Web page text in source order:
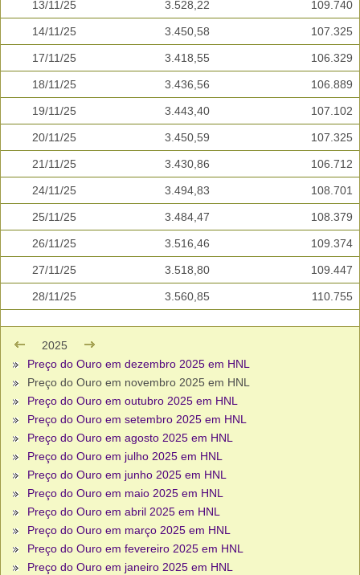
13/11/25 3.528,22 109.740
14/11/25 3.450,58 107.325
17/11/25 3.418,55 106.329
18/11/25 3.436,56 106.889
19/11/25 3.443,40 107.102
20/11/25 3.450,59 107.325
21/11/25 3.430,86 106.712
24/11/25 3.494,83 108.701
25/11/25 3.484,47 108.379
26/11/25 3.516,46 109.374
27/11/25 3.518,80 109.447
28/11/25 3.560,85 110.755
2025
Preço do Ouro em dezembro 2025 em HNL
Preço do Ouro em novembro 2025 em HNL
Preço do Ouro em outubro 2025 em HNL
Preço do Ouro em setembro 2025 em HNL
Preço do Ouro em agosto 2025 em HNL
Preço do Ouro em julho 2025 em HNL
Preço do Ouro em junho 2025 em HNL
Preço do Ouro em maio 2025 em HNL
Preço do Ouro em abril 2025 em HNL
Preço do Ouro em março 2025 em HNL
Preço do Ouro em fevereiro 2025 em HNL
Preço do Ouro em janeiro 2025 em HNL